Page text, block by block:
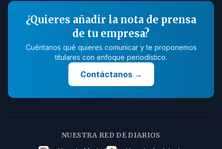
¿Quieres añadir la nota de prensa
de tu empresa?
Cuéntanos qué quieres comunicar y te proponemos
titulares con enfoque periodístico.
Contáctanos→
NUESTRA RED DE DIARIOS